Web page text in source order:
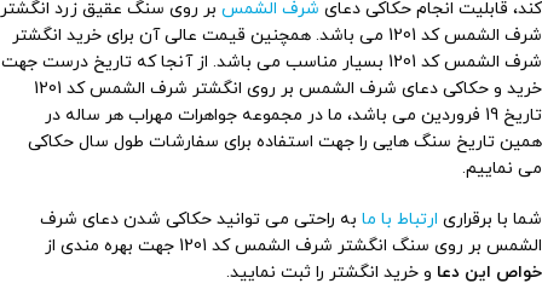
کند، قابلیت انجام حکاکی دعای شرف الشمس بر روی سنگ عقیق زرد انگشتر
شرف الشمس کد 1201 می باشد. همچنین قیمت عالی آن برای خرید انگشتر
شرف الشمس کد 1201 بسیار مناسب می باشد. از آنجا که تاریخ درست جهت
خرید و حکاکی دعای شرف الشمس بر روی انگشتر شرف الشمس کد 1201
تاریخ 19 فروردین می باشد، ما در مجموعه جواهرات مهراب هر ساله در
همین تاریخ سنگ هایی را جهت استفاده برای سفارشات طول سال حکاکی
می نماییم.
شما با برقراری ارتباط با ما به راحتی می توانید حکاکی شدن دعای شرف
الشمس بر روی سنگ انگشتر شرف الشمس کد 1201 جهت بهره مندی از
خواص این دعا و خرید انگشتر را ثبت نمایید.